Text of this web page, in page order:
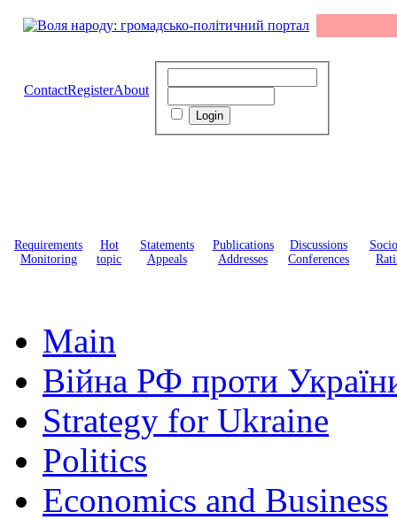
ContactRegisterAbout
Requirements
Monitoring
Hot
topic
Statements
Appeals
Publications
Addresses
Discussions
Conferences
Main
Війна РФ проти
Strategy for Ukraine
Politics
Economics and Business